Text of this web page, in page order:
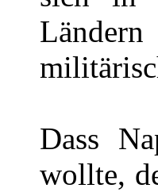
Dass
wollte,